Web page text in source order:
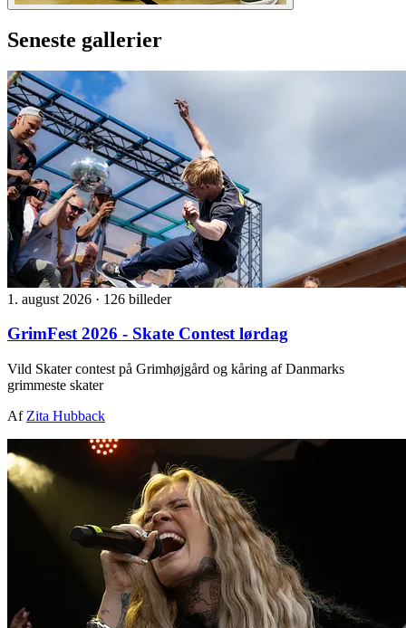
Seneste gallerier
1. august 2026 · 126 billeder
GrimFest 2026 - Skate Contest lørdag
Vild Skater contest på Grimhøjgård og kåring af Danmarks
grimmeste skater
Af Zita Hubback